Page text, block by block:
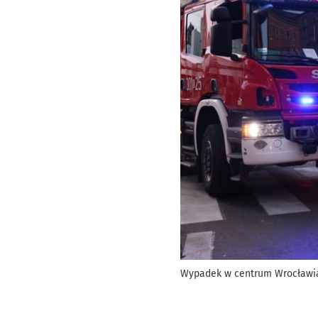
Wypadek w centrum